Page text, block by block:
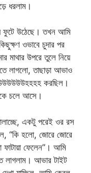
ধরলাম।
ফুটে উঠেছে। তখন আমি
ওভাবে চুদার পর
উপরে তুলে নিয়ে
লাগলো, তাছাড়া আভাও
করছিল।
চলে আসে।
একটু পরেই ওর রস
“কি হলো, জোরে জোরে
ফেলেন”। আমি
লাগলাম। আভার টাইট